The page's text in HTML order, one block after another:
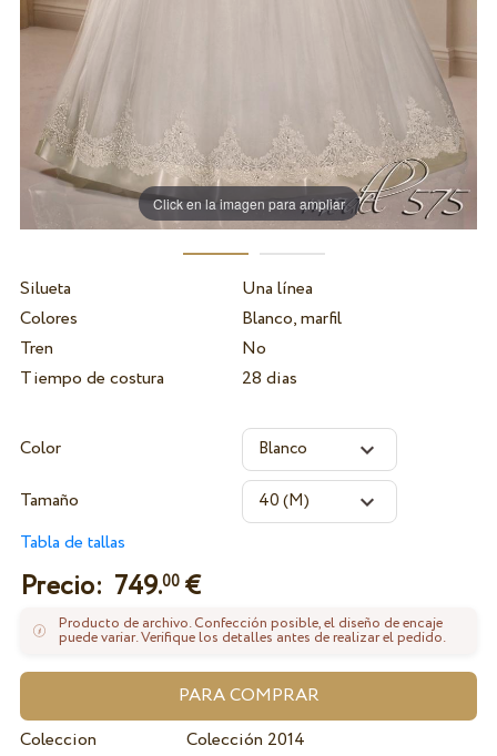
Click en la imagen para ampliar
Silueta
Una línea
Colores
Blanco, marfil
Tren
No
Tiempo de costura
28 dias
Color
Tamaño
Tabla de tallas
Precio: 749.00€
Producto de archivo. Confección posible, el diseño de encaje
puede variar. Verifique los detalles antes de realizar el pedido.
Coleccion
Colección 2014